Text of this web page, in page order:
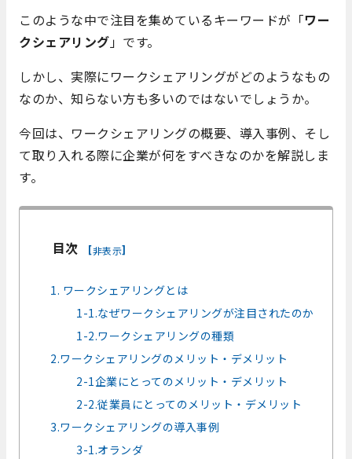
このような中で注目を集めているキーワードが「ワー
クシェアリング」です。
しかし、実際にワークシェアリングがどのようなもの
なのか、知らない方も多いのではないでしょうか。
今回は、ワークシェアリングの概要、導入事例、そし
て取り入れる際に企業が何をすべきなのかを解説しま
す。
目次 [非表示]
1. ワークシェアリングとは
1-1.なぜワークシェアリングが注目されたのか
1-2.ワークシェアリングの種類
2.ワークシェアリングのメリット・デメリット
2-1企業にとってのメリット・デメリット
2-2.従業員にとってのメリット・デメリット
3.ワークシェアリングの導入事例
3-1.オランダ